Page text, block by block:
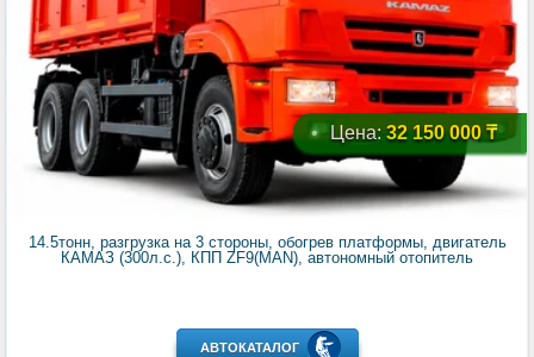
Цена:32 150 000 ₸
14.5тонн, разгрузка на 3 стороны, обогрев платформы, двигатель
КАМАЗ (300л.с.), КПП ZF9(MAN), автономный отопитель
АВТОКАТАЛОГ